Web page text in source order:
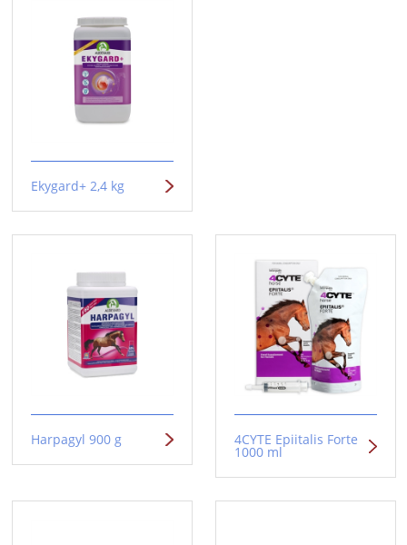
Ekygard+ 2,4 kg
Harpagyl 900 g 4CYTE Epiitalis Forte
1000 ml